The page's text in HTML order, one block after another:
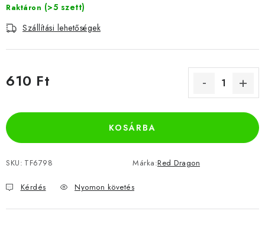
Raktáron (>5 szett)
Szállítási lehetőségek
610 Ft
KOSÁRBA
SKU: TF6798 Márka:Red Dragon
Kérdés Nyomon követés